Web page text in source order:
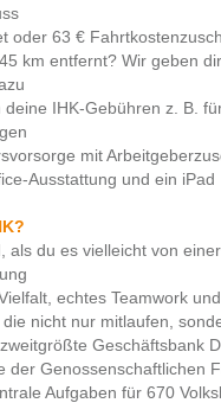
oder 63 €
km entfernt? Wir geben
IHK-Gebühren z. B.
mit
Ausstattung und ein iPad
als du es vielleicht von
echtes Teamwork
nicht nur mitlaufen,
Geschäftsbank
der Genossenschaftlichen
Aufgaben für 670